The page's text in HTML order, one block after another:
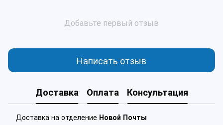
Добавьте первый отзыв
Написать отзыв
Доставка Оплата Консультация
Доставка на отделение Новой Почты